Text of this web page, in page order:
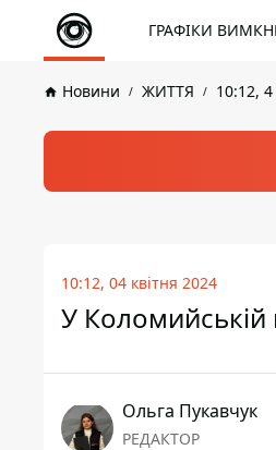
ГРАФІКИ
Новини ЖИТТЯ 10:12,
10:12, 04 квітня 2024
У Коломийській
Ольга Пукавчук
РЕДАКТОР